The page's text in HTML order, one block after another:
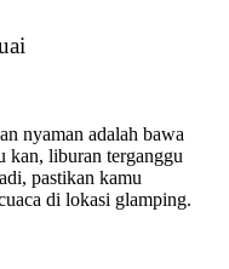
nyaman adalah bawa
kan, liburan terganggu
pastikan kamu
di lokasi glamping.